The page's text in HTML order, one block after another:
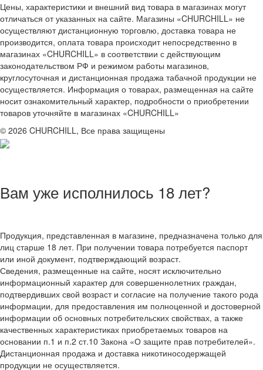
Цены, характеристики и внешний вид товара в магазинах могут
отличаться от указанных на сайте. Магазины «CHURCHILL» не
осуществляют дистанционную торговлю, доставка товара не
производится, оплата товара происходит непосредственно в
магазинах «CHURCHILL» в соответствии с действующим
законодательством РФ и режимом работы магазинов,
круглосуточная и дистанционная продажа табачной продукции не
осуществляется. Информация о товарах, размещенная на сайте
носит ознакомительный характер, подробности о приобретении
товаров уточняйте в магазинах «CHURCHILL»
© 2026 CHURCHILL, Все права защищены
Вам уже исполнилось 18 лет?
Продукция, представленная в магазине, предназначена только для
лиц старше 18 лет. При получении товара потребуется паспорт
или иной документ, подтверждающий возраст.
Сведения, размещенные на сайте, носят исключительно
информационный характер для совершеннолетних граждан,
подтвердивших свой возраст и согласие на получение такого рода
информации, для предоставления им полноценной и достоверной
информации об основных потребительских свойствах, а также
качественных характеристиках приобретаемых товаров на
основании п.1 и п.2 ст.10 Закона «О защите прав потребителей».
Дистанционная продажа и доставка никотиносодержащей
продукции не осуществляется.